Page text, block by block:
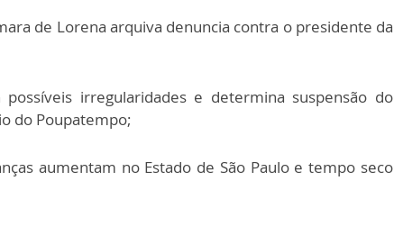
de Lorena arquiva denuncia contra o presidente da
irregularidades e determina suspensão do
do Poupatempo;
aumentam no Estado de São Paulo e tempo seco